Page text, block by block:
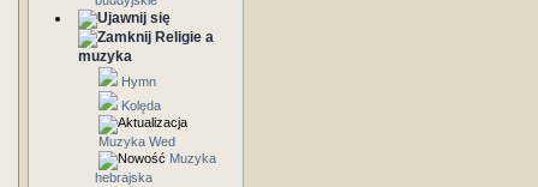
Religie a
muzyka
Hymn
Kolęda
Muzyka Wed
Muzyka
hebrajska